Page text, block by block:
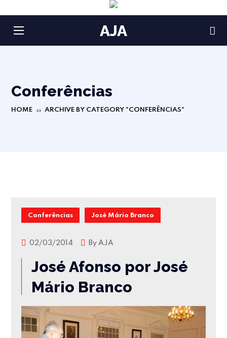
AJA
Conferências
HOME ARCHIVE BY CATEGORY "CONFERÊNCIAS"
Conferências José Mário Branco
02/03/2014 ByAJA
José Afonso por José
Mário Branco